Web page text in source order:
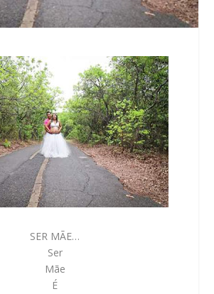
SER MÃE…
Ser
Mãe
É